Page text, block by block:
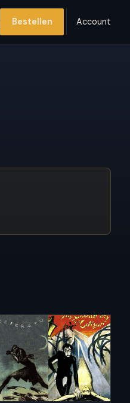
Bestellen Account